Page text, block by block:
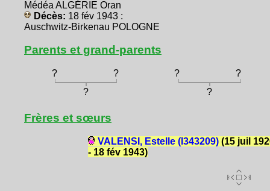
Médéa ALGÉRIE Oran
Décès: 18 fév 1943 :
Auschwitz-Birkenau POLOGNE
Parents et grand-parents
? ? ?
?
?
?
Frères et sœurs
VALENSI, Estelle (I343209)(15 juil
- 18 fév 1943)